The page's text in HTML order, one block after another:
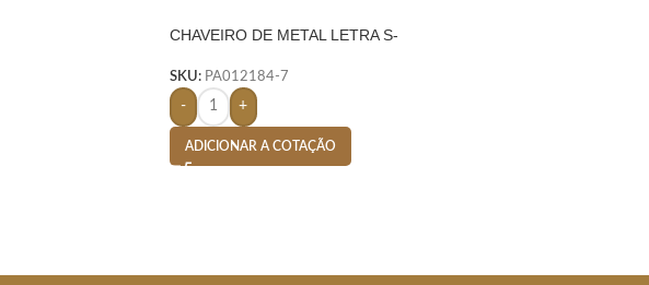
CHAVEIRO DE METAL LETRA S-
SKU: PA012184-7
- +
ADICIONAR A COTAÇÃO